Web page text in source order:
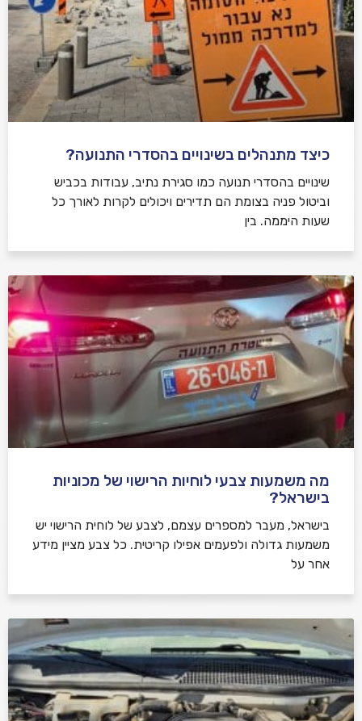
כיצד מתנהלים בשינויים בהסדרי התנועה?
שינויים בהסדרי תנועה כמו סגירת נתיב, עבודות בכביש
וביטול פניה בצומת הם תדירים ויכולים לקרות לאורך כל
שעות היממה. בין
מה משמעות צבעי לוחיות הרישוי של מכוניות
בישראל?
בישראל, מעבר למספרים עצמם, לצבע של לוחית הרישוי יש
משמעות גדולה ולפעמים אפילו קריטית. כל צבע מציין מידע
אחר על